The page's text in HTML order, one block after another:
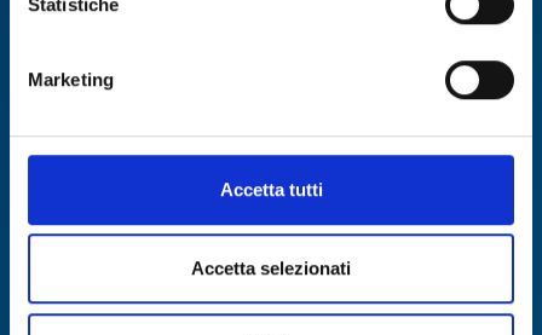
Marketing
Accetta tutti
Accetta selezionati
ID: TOES20260427010
DISCOVER MORE →